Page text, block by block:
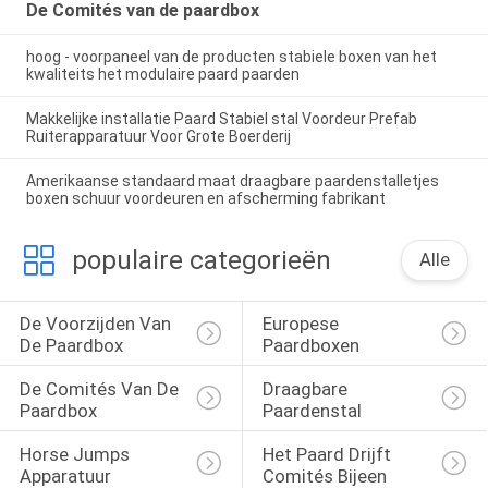
De Comités van de paardbox
hoog - voorpaneel van de producten stabiele boxen van het
kwaliteits het modulaire paard paarden
Makkelijke installatie Paard Stabiel stal Voordeur Prefab
Ruiterapparatuur Voor Grote Boerderij
Amerikaanse standaard maat draagbare paardenstalletjes
boxen schuur voordeuren en afscherming fabrikant
populaire categorieën Alle
De Voorzijden Van
De Paardbox
Europese
Paardboxen
De Comités Van De
Paardbox
Draagbare
Paardenstal
Horse Jumps
Apparatuur
Het Paard Drijft
Comités Bijeen